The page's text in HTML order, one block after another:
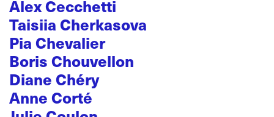
Alex Cecchetti
Taisiia Cherkasova
Pia Chevalier
Boris Chouvellon
Diane Chéry
Anne Corté